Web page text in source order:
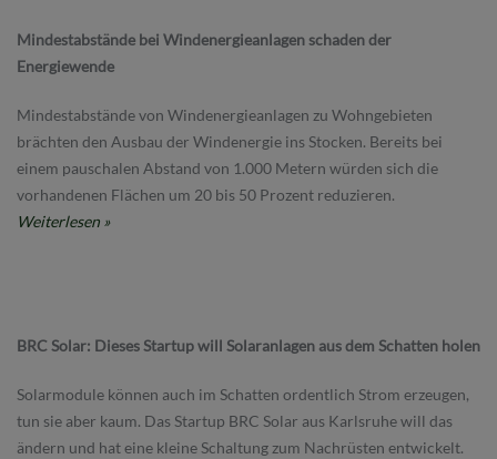
Mindestabstände bei Windenergieanlagen schaden der
Energiewende
Mindestabstände von Windenergieanlagen zu Wohngebieten
brächten den Ausbau der Windenergie ins Stocken. Bereits bei
einem pauschalen Abstand von 1.000 Metern würden sich die
vorhandenen Flächen um 20 bis 50 Prozent reduzieren.
Weiterlesen »
BRC Solar: Dieses Startup will Solaranlagen aus dem Schatten holen
Solarmodule können auch im Schatten ordentlich Strom erzeugen,
tun sie aber kaum. Das Startup BRC Solar aus Karlsruhe will das
ändern und hat eine kleine Schaltung zum Nachrüsten entwickelt.